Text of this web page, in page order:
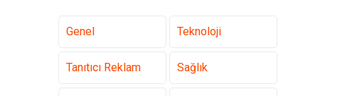
Genel Teknoloji
Tanıtıcı Reklam Sağlık